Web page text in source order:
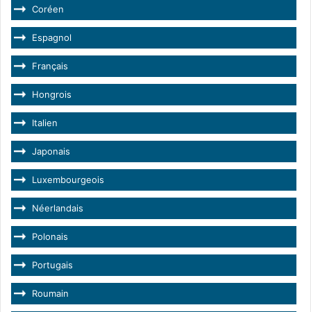
Coréen
Espagnol
Français
Hongrois
Italien
Japonais
Luxembourgeois
Néerlandais
Polonais
Portugais
Roumain